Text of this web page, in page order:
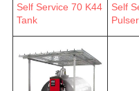
Self Service 70 K44
Tank
Self